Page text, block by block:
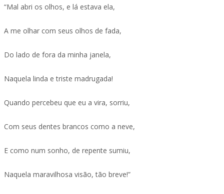
“Mal abri os olhos, e lá estava ela,
A me olhar com seus olhos de fada,
Do lado de fora da minha janela,
Naquela linda e triste madrugada!
Quando percebeu que eu a vira, sorriu,
Com seus dentes brancos como a neve,
E como num sonho, de repente sumiu,
Naquela maravilhosa visão, tão breve!”